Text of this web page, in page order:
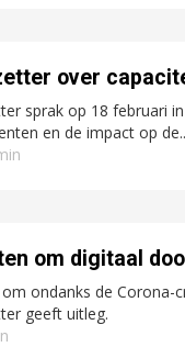
over
sprak op 18 februari
en de impact op
om digitaal
ondanks de
geeft uitleg.